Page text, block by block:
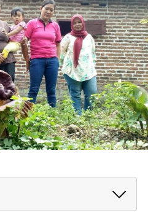
Bunga Bangkai